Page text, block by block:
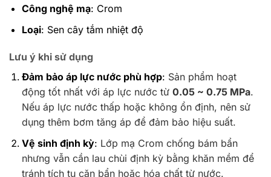
Công nghệ mạ: Crom
Loại: Sen cây tắm nhiệt độ
Lưu ý khi sử dụng
Đảm bảo áp lực nước phù hợp: Sản phẩm hoạt
động tốt nhất với áp lực nước từ 0.05 ~ 0.75 MPa.
Nếu áp lực nước thấp hoặc không ổn định, nên sử
dụng thêm bơm tăng áp để đảm bảo hiệu suất.
Vệ sinh định kỳ: Lớp mạ Crom chống bám bẩn
nhưng vẫn cần lau chùi định kỳ bằng khăn mềm để
tránh tích tụ cặn bẩn hoặc hóa chất từ nước.